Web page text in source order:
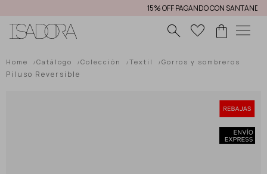
15% OFF PAGANDO CON SANTANDER
menu
Home Catálogo Colección Textil Gorros y sombreros
Piluso Reversible